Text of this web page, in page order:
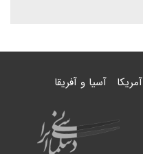
آمریکا آسیا و آفریقا